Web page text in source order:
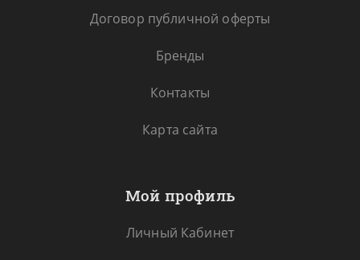
Договор публичной оферты
Бренды
Контакты
Карта сайта
Мой профиль
Личный Кабинет